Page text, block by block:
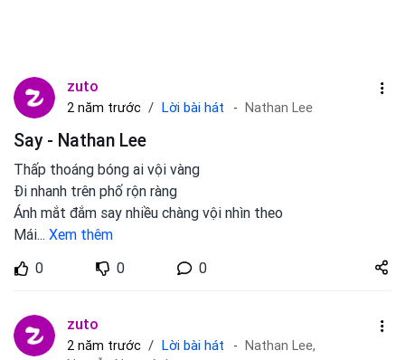
zuto
2 năm trước Lời bài hát Nathan Lee
Say - Nathan Lee
Thấp thoáng bóng ai vội vàng
Đi nhanh trên phố rộn ràng
Ánh mắt đắm say nhiều chàng vội nhìn theo
Mái... Xem thêm
0
0 0
Share
zuto.vn
zuto
2 năm trước Lời bài hát
Nathan Lee,